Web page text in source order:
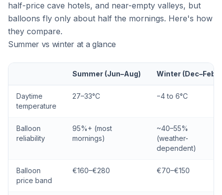
half-price cave hotels, and near-empty valleys, but
balloons fly only about half the mornings. Here's how
they compare.
Summer vs winter at a glance
Summer (Jun–Aug) Winter (Dec–Feb)
Daytime
temperature
27–33°C −4 to 6°C
Balloon
reliability
95%+ (most
mornings)
~40–55%
(weather-
dependent)
Balloon
price band
€160–€280 €70–€150